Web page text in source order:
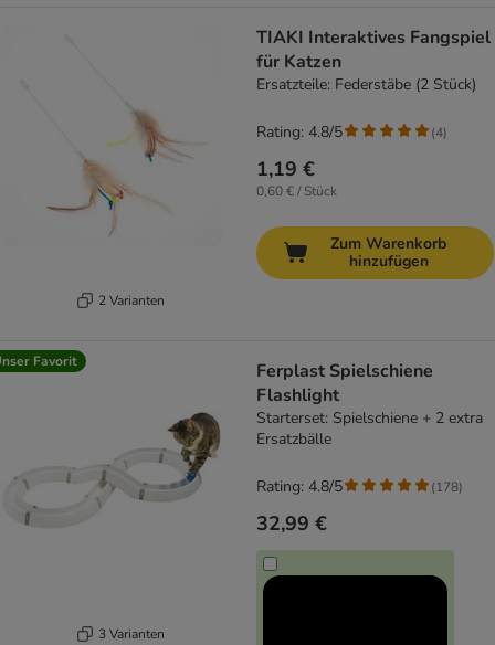
2 Varianten
TIAKI Interaktives Fangspiel
für Katzen
Ersatzteile: Federstäbe (2 Stück)
1,19 €
0,60 € / Stück
Rating: 4.8/5 (4)
Zum Warenkorb
hinzufügen
Favorit
3 Varianten
Ferplast Spielschiene
Flashlight
Starterset: Spielschiene + 2 extra
Ersatzbälle
32,99 €
Rating: 4.8/5 (178)